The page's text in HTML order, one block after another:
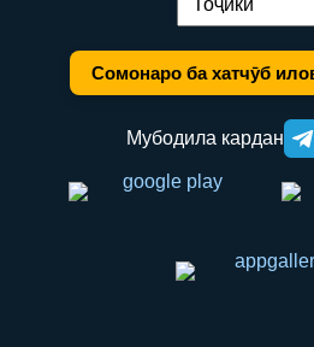
Иваз кардани
Сомонаро ба хатчӯб
Мубодила кардан